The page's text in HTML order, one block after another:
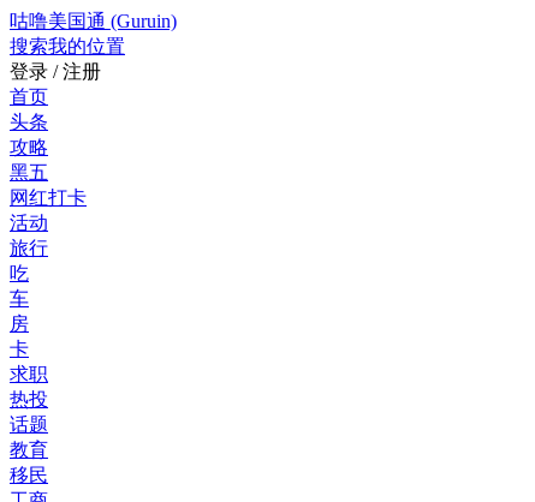
咕噜美国通 (Guruin)
搜索我的位置
登录 / 注册
首页
头条
攻略
黑五
网红打卡
活动
旅行
吃
车
房
卡
求职
热投
话题
教育
移民